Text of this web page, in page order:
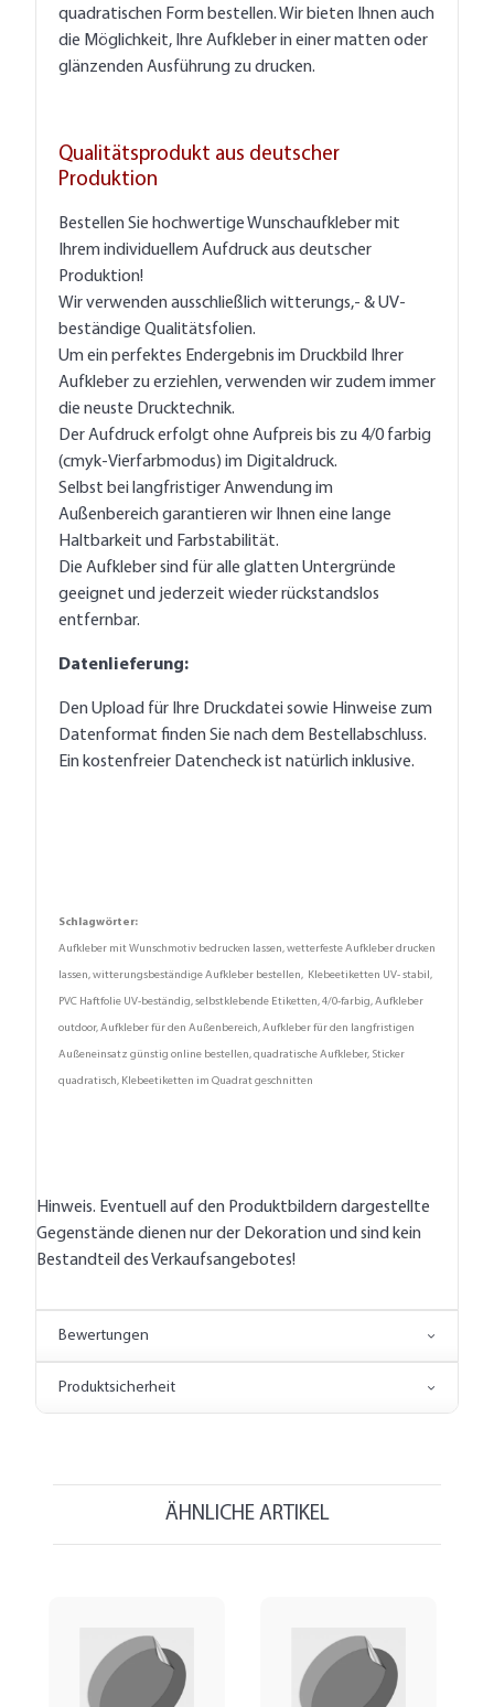
quadratischen Form bestellen. Wir bieten Ihnen auch
die Möglichkeit, Ihre Aufkleber in einer matten oder
glänzenden Ausführung zu drucken.
Qualitätsprodukt aus deutscher
Produktion
Bestellen Sie hochwertige Wunschaufkleber mit
Ihrem individuellem Aufdruck aus deutscher
Produktion!
Wir verwenden ausschließlich witterungs,- & UV-
beständige Qualitätsfolien.
Um ein perfektes Endergebnis im Druckbild Ihrer
Aufkleber zu erziehlen, verwenden wir zudem immer
die neuste Drucktechnik.
Der Aufdruck erfolgt ohne Aufpreis bis zu 4/0 farbig
(cmyk-Vierfarbmodus) im Digitaldruck.
Selbst bei langfristiger Anwendung im
Außenbereich garantieren wir Ihnen eine lange
Haltbarkeit und Farbstabilität.
Die Aufkleber sind für alle glatten Untergründe
geeignet und jederzeit wieder rückstandslos
entfernbar.
Datenlieferung:
Den Upload für Ihre Druckdatei sowie Hinweise zum
Datenformat finden Sie nach dem Bestellabschluss.
Ein kostenfreier Datencheck ist natürlich inklusive.
Schlagwörter:
Aufkleber mit Wunschmotiv bedrucken lassen, wetterfeste Aufkleber drucken
lassen, witterungsbeständige Aufkleber bestellen, Klebeetiketten UV- stabil,
PVC Haftfolie UV-beständig, selbstklebende Etiketten, 4/0-farbig, Aufkleber
outdoor, Aufkleber für den Außenbereich, Aufkleber für den langfristigen
Außeneinsatz günstig online bestellen, quadratische Aufkleber, Sticker
quadratisch, Klebeetiketten im Quadrat geschnitten
Hinweis. Eventuell auf den Produktbildern dargestellte
Gegenstände dienen nur der Dekoration und sind kein
Bestandteil des Verkaufsangebotes!
Bewertungen
Produktsicherheit
ÄHNLICHE ARTIKEL